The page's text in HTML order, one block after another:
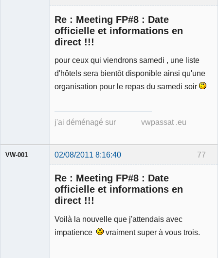
Re : Meeting FP#8 : Date
officielle et informations en
direct !!!
pour ceux qui viendrons samedi , une liste
d'hôtels sera bientôt disponible ainsi qu'une
organisation pour le repas du samedi soir
j'ai déménagé sur vwpassat .eu
77
VW-001 02/08/2011 8:16:40
Re : Meeting FP#8 : Date
officielle et informations en
direct !!!
Voilà la nouvelle que j'attendais avec
impatience
vraiment super à vous trois.